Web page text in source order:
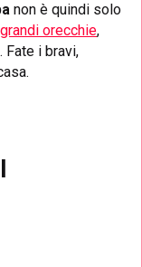
non è quindi solo
orecchie,
Fate i bravi,